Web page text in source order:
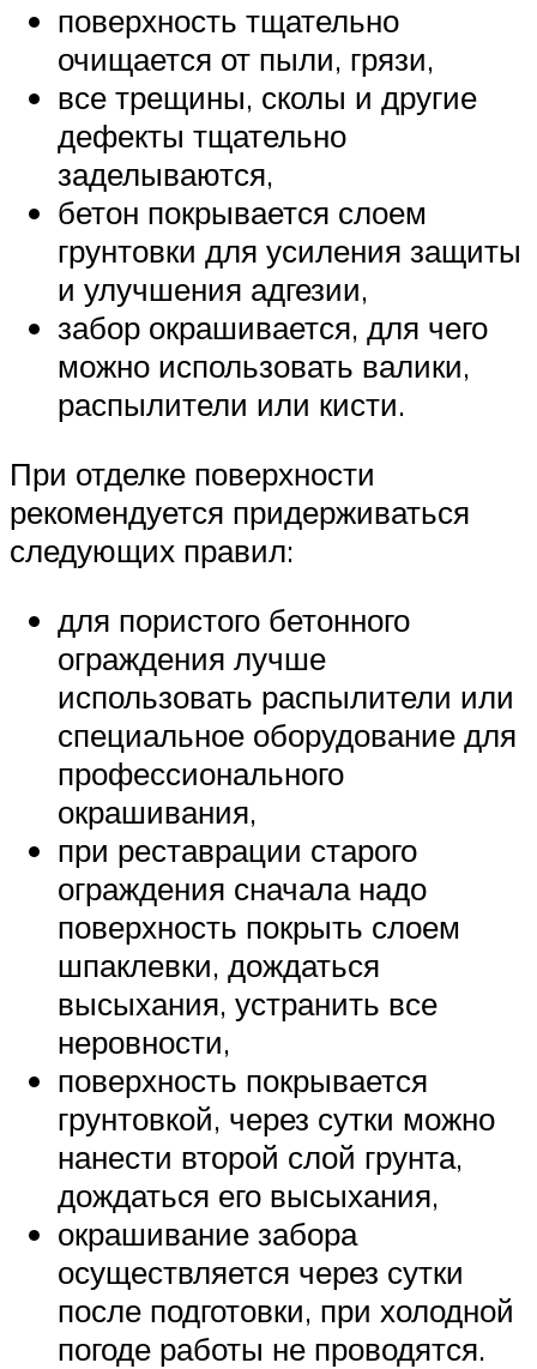
поверхность тщательно
очищается от пыли, грязи,
все трещины, сколы и другие
дефекты тщательно
заделываются,
бетон покрывается слоем
грунтовки для усиления защиты
и улучшения адгезии,
забор окрашивается, для чего
можно использовать валики,
распылители или кисти.
При отделке поверхности
рекомендуется придерживаться
следующих правил:
для пористого бетонного
ограждения лучше
использовать распылители или
специальное оборудование для
профессионального
окрашивания,
при реставрации старого
ограждения сначала надо
поверхность покрыть слоем
шпаклевки, дождаться
высыхания, устранить все
неровности,
поверхность покрывается
грунтовкой, через сутки можно
нанести второй слой грунта,
дождаться его высыхания,
окрашивание забора
осуществляется через сутки
после подготовки, при холодной
погоде работы не проводятся.